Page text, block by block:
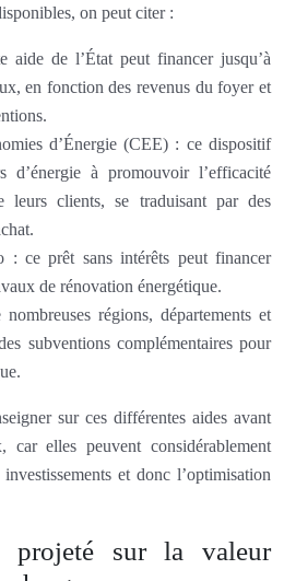
on peut citer :
aide de l’État peut financer jusqu’à
en fonction des revenus du foyer et
d’Énergie (CEE) : ce dispositif
d’énergie à promouvoir l’efficacité
leurs clients, se traduisant par des
: ce prêt sans intérêts peut financer
de rénovation énergétique.
régions, départements et
subventions complémentaires pour
sur ces différentes aides avant
car elles peuvent considérablement
et donc l’optimisation
projeté sur la valeur